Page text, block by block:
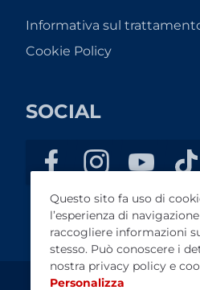
Informativa sul
Cookie Policy
SOCIAL
Questo sito fa uso di
l’esperienza di
raccogliere informazioni
stesso. Può conoscere i
nostra privacy policy e
Personalizza